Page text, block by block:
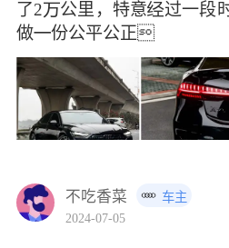
了2公里，特意过一段
做份公平公正
不吃香菜
车主
2024-07-05